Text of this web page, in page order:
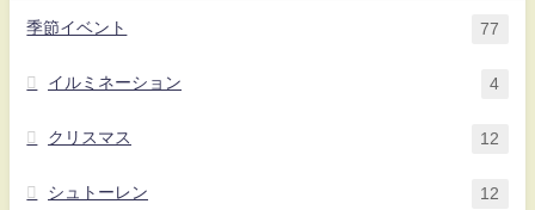
季節イベント 77
イルミネーション 4
クリスマス 12
シュトーレン 12